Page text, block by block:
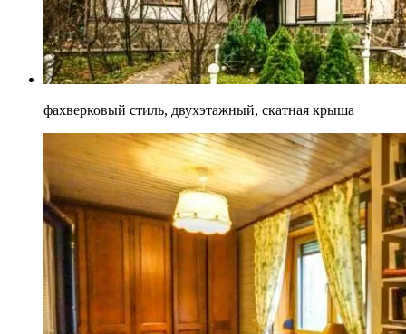
фахверковый стиль, двухэтажный, скатная крыша